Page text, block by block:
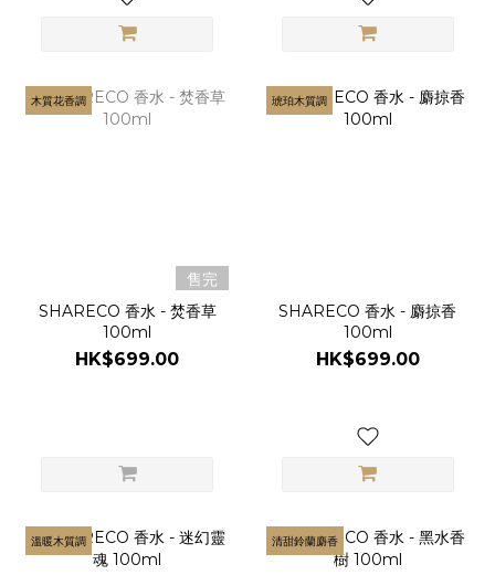
木質花香調
售完
SHARECO 香水 - 焚香草
100ml
HK$699.00
琥珀木質調
SHARECO 香水 - 麝掠香
100ml
HK$699.00
溫暖木質調 清甜鈴蘭麝香